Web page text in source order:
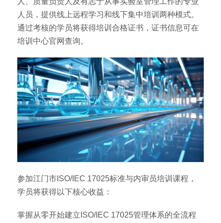
人员，提供线上远程学习和线下集中培训两种模式。
通过考核的学员将获得培训合格证书，证书信息可在
培训中心官网查询。
参加江门市ISO/IEC 17025标准与内审员培训课程，
学员将获得以下核心收益：
掌握从零开始建立ISO/IEC 17025管理体系的全流程